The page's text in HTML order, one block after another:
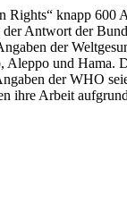
knapp 600
der Antwort der
der
und Hama.
der WHO
ihre Arbeit